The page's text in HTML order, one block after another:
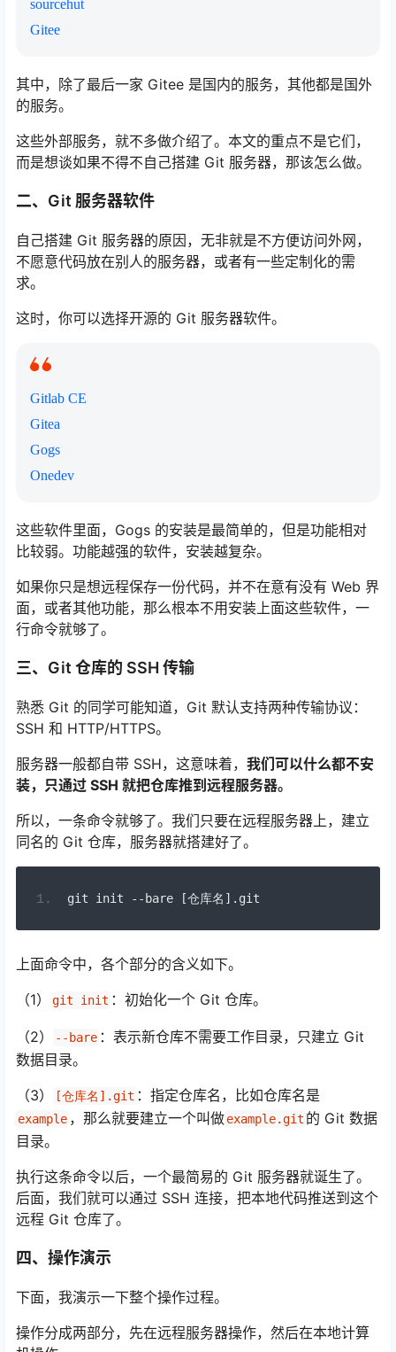
sourcehut
Gitee
其中，除了最后一家 Gitee 是国内的服务，其他都是国外
的服务。
这些外部服务，就不多做介绍了。本文的重点不是它们，
而是想谈如果不得不自己搭建 Git 服务器，那该怎么做。
二、Git 服务器软件
自己搭建 Git 服务器的原因，无非就是不方便访问外网，
不愿意代码放在别人的服务器，或者有一些定制化的需
求。
这时，你可以选择开源的 Git 服务器软件。
Gitlab CE
Gitea
Gogs
Onedev
这些软件里面，Gogs 的安装是最简单的，但是功能相对
比较弱。功能越强的软件，安装越复杂。
如果你只是想远程保存一份代码，并不在意有没有 Web 界
面，或者其他功能，那么根本不用安装上面这些软件，一
行命令就够了。
三、Git 仓库的 SSH 传输
熟悉 Git 的同学可能知道，Git 默认支持两种传输协议：
SSH 和 HTTP/HTTPS。
服务器一般都自带 SSH，这意味着， 我们可以什么都不安
装，只通过 SSH 就把仓库推到远程服务器。
所以，一条命令就够了。我们只要在远程服务器上，建立
同名的 Git 仓库，服务器就搭建好了。
git init -- bare [仓库名]. git
上面命令中，各个部分的含义如下。
（1）
git init ：初始化一个 Git 仓库。
（2） --bare ：表示新仓库不需要工作目录，只建立 Git
数据目录。
（3）
[仓库名].git ：指定仓库名，比如仓库名是
example ，那么就要建立一个叫做example.git 的 Git 数据
目录。
执行这条命令以后，一个最简易的 Git 服务器就诞生了。
后面，我们就可以通过 SSH 连接，把本地代码推送到这个
远程 Git 仓库了。
四、操作演示
下面，我演示一下整个操作过程。
操作分成两部分，先在远程服务器操作，然后在本地计算